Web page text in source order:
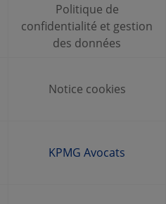
Politique de
confidentialité et gestion
des données
Notice cookies
KPMG Avocats